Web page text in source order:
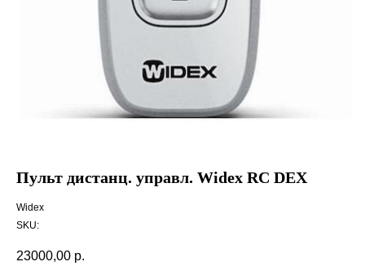
Пульт дистанц. управл. Widex RC DEX
Widex
SKU:
23000,00 р.